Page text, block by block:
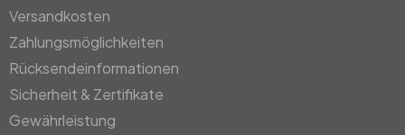
Versandkosten
Zahlungsmöglichkeiten
Rücksendeinformationen
Sicherheit & Zertifikate
Gewährleistung